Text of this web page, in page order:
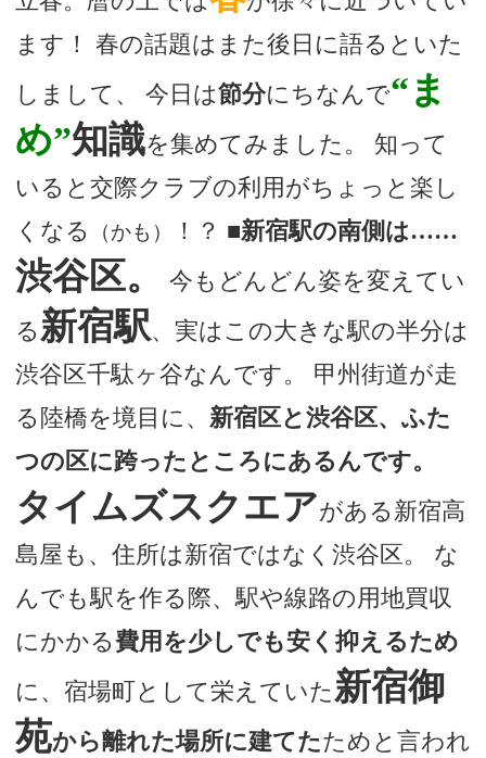
ます！ 春の話題はまた後日に語るといた
しまして、 今日は節分にちなんで“ま
め”知識を集めてみました。 知って
いると交際クラブの利用がちょっと楽し
くなる
（かも） ！？ ■新宿駅の南側は……
渋谷区。
今もどんどん姿を変えてい
る 新宿駅、実はこの大きな駅の半分は
渋谷区千駄ヶ谷なんです。 甲州街道が走
る陸橋を境目に、 新宿区と渋谷区、ふた
つの区に跨ったところにあるんです。
タイムズスクエアがある新宿高
島屋も、住所は新宿ではなく渋谷区。 な
んでも駅を作る際、駅や線路の用地買収
にかかる費用を少しでも安く抑えるため
に、宿場町として栄えていた 新宿御
苑から離れた場所に建てたためと言われ